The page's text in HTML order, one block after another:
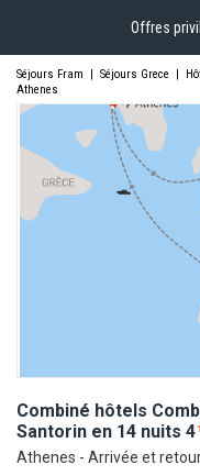
Offres
Séjours Fram | Séjours Grece |
Athenes
Combiné hôtels
Santorin en 14 nuits 4
Athenes - Arrivée et